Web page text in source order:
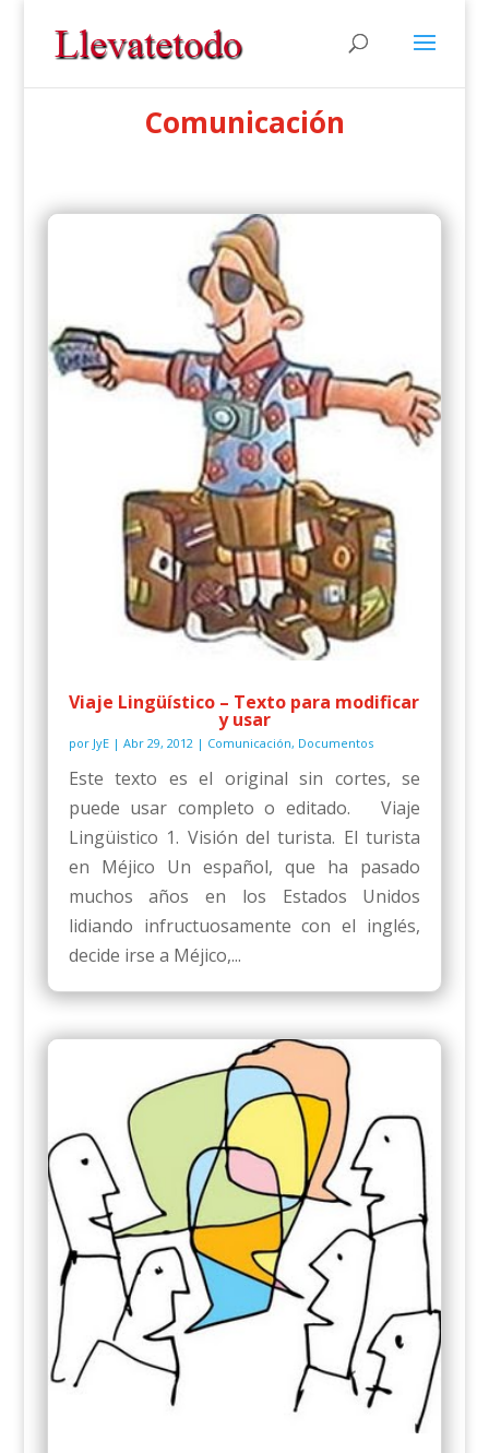
Comunicación
Viaje Lingüístico – Texto para modificar
y usar
por JyE| Abr 29, 2012| Comunicación, Documentos
Este texto es el original sin cortes, se
puede usar completo o editado. Viaje
Lingüistico 1. Visión del turista. El turista
en Méjico Un español, que ha pasado
muchos años en los Estados Unidos
lidiando infructuosamente con el inglés,
decide irse a Méjico,...